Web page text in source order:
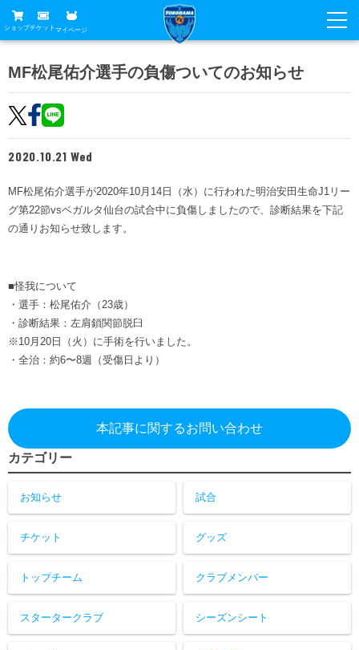
ショップチケット マイページ
グッズ
ホームタウン
トップチーム
クラブ
メディア
アカデミー
試合
試合日程
チケット
席種・価格表
ニッパツシート
Buy Ticket Here
練習見学について
観戦ガイド
試合会場アクセス
観戦ルール・マナー
クラブ概要
フリ丸のページ
ヒストリー
ホームタウン活動
横浜FCスポーツクラブ
ニッパツ横浜FCシーガルズ
学生インターンシップ
ファン
横浜FC公式オンラインショップ
スタータークラブ
オリジナルビール
アカデミー
アカデミー選手
フェニックスクラブ
サッカースクール
チアスクール
パートナー一覧
あしながドリーム基金
MF松尾佑介選手の負傷ついてのお知らせ
2020.10.21 Wed
MF松尾佑介選手が2020年10月14日（水）に行われた明治安田生命J1リー
グ第22節vsベガルタ仙台の試合中に負傷しましたので、診断結果を下記
の通りお知らせ致します。
■怪我について
・選手：松尾佑介（23歳）
・診断結果：左肩鎖関節脱臼
※10月20日（火）に手術を行いました。
・全治：約6〜8週（受傷日より）
本記事に関するお問い合わせ
カテゴリー
お知らせ 試合
チケット グッズ
トップチーム クラブメンバー
スタータークラブ シーズンシート